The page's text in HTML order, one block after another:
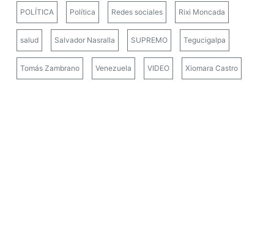
POLÍTICA Política Redes sociales Rixi Moncada
salud Salvador Nasralla SUPREMO Tegucigalpa
Tomás Zambrano Venezuela VIDEO Xiomara Castro